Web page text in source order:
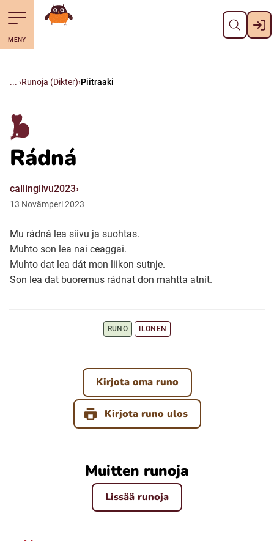
Till navigering av sidans innehåll
Till övergripande innehåll för webbplatsen Pane kiini
Suomi (Finska)
Julevsámegiella (Lulesamiska)
Åarjelsaemiengïele (Sydsamiska)
Davvisámegiella (Nordsamiska)
Bidumsámegiella (Pitesamiska)
Resanderomani (Romska)
MENY
Mene starttisivule
Runoja (Dikter) Piitraaki
Rádná
callingilvu2023
13 Novämperi2023
Mu rádná lea siivu ja suohtas.
Muhto son lea nai ceaggai.
Muhto dat lea dát mon liikon sutnje.
Son lea dat buoremus rádnat don mahtta atnit.
RUNO ILONEN
Kirjota oma runo
Kirjota runo ulos
Muitten runoja
Lissää runoja